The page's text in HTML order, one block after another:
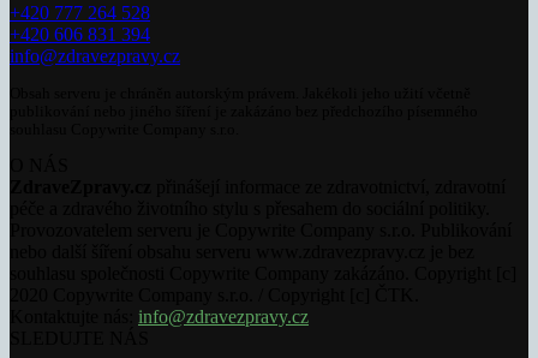
+420 777 264 528
+420 606 831 394
info@zdravezpravy.cz
info@zdravezpravy.cz